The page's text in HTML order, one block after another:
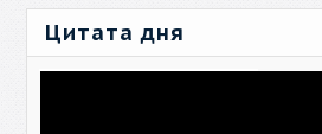
Цитата дня